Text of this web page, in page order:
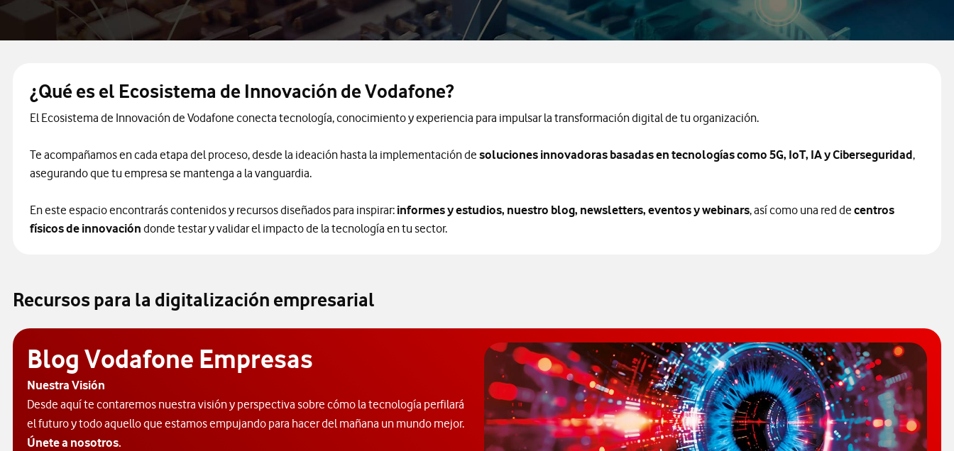
¿Qué es el Ecosistema de Innovación de Vodafone?
El Ecosistema de Innovación de Vodafone conecta tecnología, conocimiento y experiencia para impulsar la transformación digital de tu organización.
Te acompañamos en cada etapa del proceso, desde la ideación hasta la implementación de soluciones innovadoras basadas en tecnologías como 5G, IoT, IA y Ciberseguridad,
asegurando que tu empresa se mantenga a la vanguardia.
En este espacio encontrarás contenidos y recursos diseñados para inspirar: informes y estudios, nuestro blog, newsletters, eventos y webinars, así como una red de centros
físicos de innovación donde testar y validar el impacto de la tecnología en tu sector.
Recursos para la digitalización empresarial
Blog Vodafone Empresas
Nuestra Visión
Desde aquí te contaremos nuestra visión y perspectiva sobre cómo la tecnología perfilará
el futuro y todo aquello que estamos empujando para hacer del mañana un mundo mejor.
Únete a nosotros.